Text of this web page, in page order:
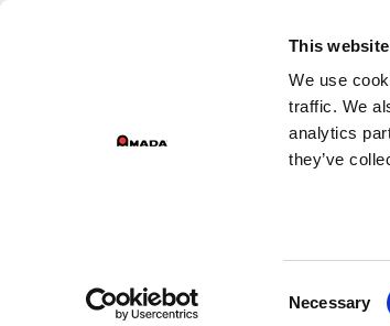
This
We use
traffic. We
analytics
they’ve
Necessary
Main Navigation